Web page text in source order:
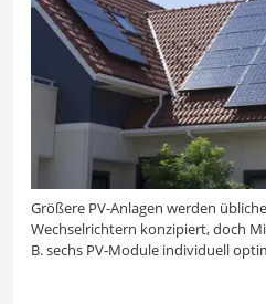
Größere PV-Anlagen werden
Wechselrichtern konzipiert, doch
B. sechs PV-Module individuell